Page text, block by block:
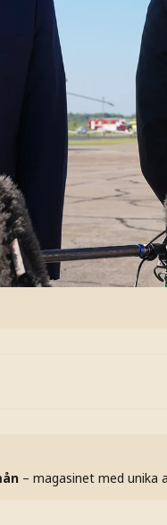
– magasinet med unika